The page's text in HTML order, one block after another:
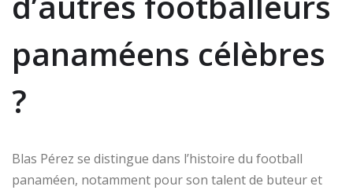
panaméens célèbres
?
Blas Pérez se distingue dans l’histoire du football
panaméen, notamment pour son talent de buteur et